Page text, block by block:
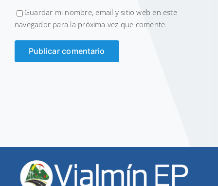
Guardar mi nombre, email y sitio web en este
navegador para la próxima vez que comente.